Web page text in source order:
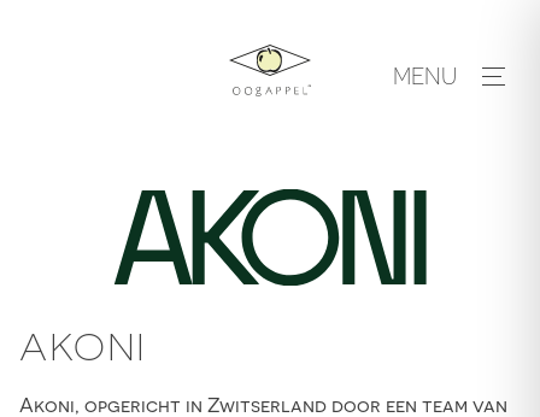
MENU
AKONI
Akoni, opgericht in Zwitserland door een team van